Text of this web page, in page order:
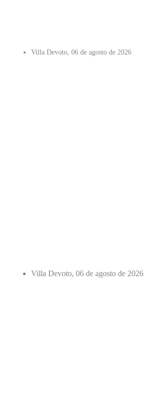
Villa Devoto, 06 de agosto de 2026
Villa Devoto, 06 de agosto de 2026